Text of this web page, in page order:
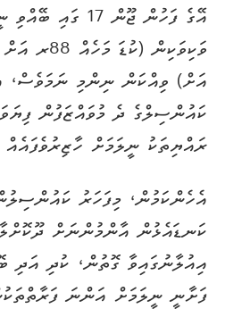
އޭގެ ފަހުން ޖޫން
އަށް) ވިއްކަން ނިންމި ނަމަވެސް،
ކައުންސިލްގެ ދެ މުވައްޒަފުން
ރައްޔިތަކު ނީލަމަށް ހާޒިރުވެފައެއް
އެހެންކަމުން، މިފަހަރު
ކަނޑައެޅުން އާންމުންނަށް
އިއުލާނުގައިވާ ގޮތުން، ކުދި އަދި
ފަށާނީ ނީލަމަށް އަންނަ